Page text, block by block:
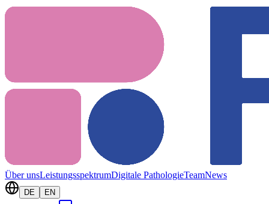
Über unsLeistungsspektrumDigitale PathologieTeamNews
DE EN